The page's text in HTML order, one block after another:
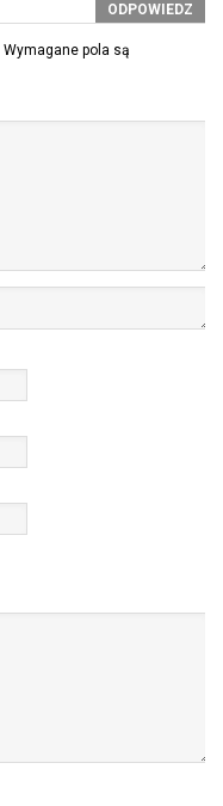
ODPOWIEDZ
Wymagane pola są